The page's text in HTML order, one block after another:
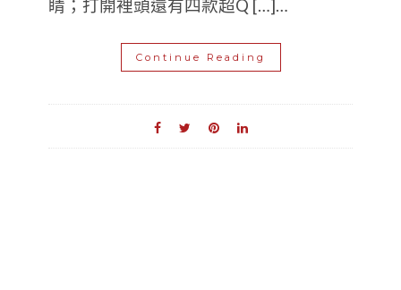
睛；打開裡頭還有四款超Q […]…
Continue Reading